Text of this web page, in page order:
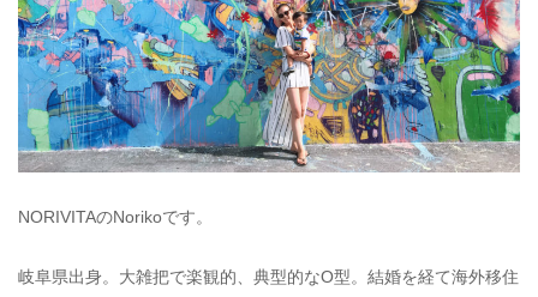
NORIVITAのNorikoです。
岐阜県出身。大雑把で楽観的、典型的なO型。結婚を経て海外移住